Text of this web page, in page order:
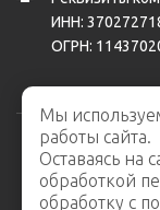
ИНН:
ОГРН:
2026 © ООО
Мы
работы сайта.
Оставаясь на
обработкой
обработку с